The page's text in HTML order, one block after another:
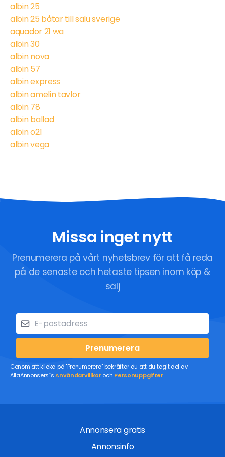
albin 25
albin 25 båtar till salu sverige
aquador 21 wa
albin 30
albin nova
albin 57
albin express
albin amelin tavlor
albin 78
albin ballad
albin o21
albin vega
Missa inget nytt
Prenumerera på vårt nyhetsbrev för att få reda
på de senaste och hetaste tipsen inom köp &
sälj
Prenumerera
Genom att klicka på "Prenumerera" bekräftar du att du tagit del av
AllaAnnonsers´sAnvändarvillkoroch Personuppgifter
Annonsera gratis
Annonsinfo